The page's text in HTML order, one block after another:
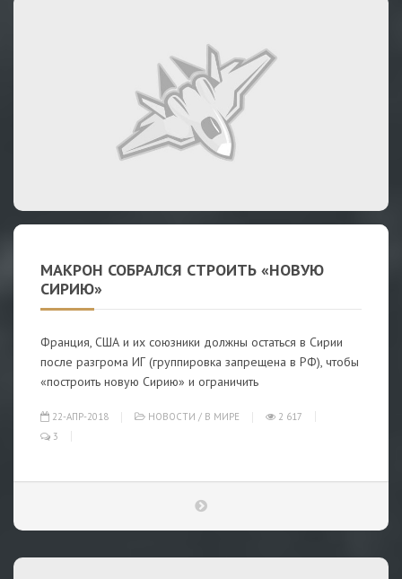
МАКРОН СОБРАЛСЯ СТРОИТЬ «НОВУЮ
СИРИЮ»
Франция, США и их союзники должны остаться в Сирии
после разгрома ИГ (группировка запрещена в РФ), чтобы
«построить новую Сирию» и ограничить
22-АПР-2018 НОВОСТИ / В МИРЕ
2 617
3